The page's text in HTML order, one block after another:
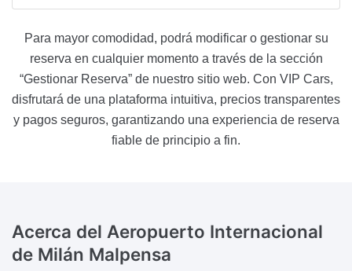
Para mayor comodidad, podrá modificar o gestionar su
reserva en cualquier momento a través de la sección
“Gestionar Reserva” de nuestro sitio web. Con VIP Cars,
disfrutará de una plataforma intuitiva, precios transparentes
y pagos seguros, garantizando una experiencia de reserva
fiable de principio a fin.
Acerca del Aeropuerto Internacional
de Milán Malpensa